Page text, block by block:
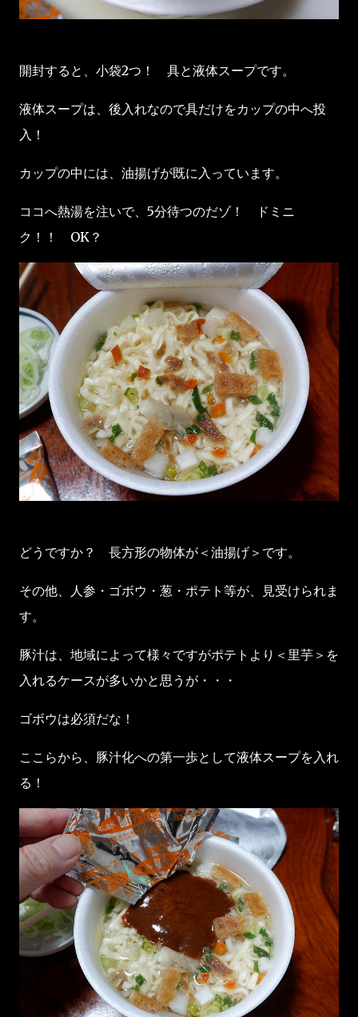
開封すると、小袋2つ！ 具と液体スープです。
液体スープは、後入れなので具だけをカップの中へ投
入！
カップの中には、油揚げが既に入っています。
ココへ熱湯を注いで、5分待つのだゾ！ ドミニ
ク！！ OK？
どうですか？ 長方形の物体が＜油揚げ＞です。
その他、人参・ゴボウ・葱・ポテト等が、見受けられま
す。
豚汁は、地域によって様々ですがポテトより＜里芋＞を
入れるケースが多いかと思うが・・・
ゴボウは必須だな！
ここらから、豚汁化への第一歩として液体スープを入れ
る！